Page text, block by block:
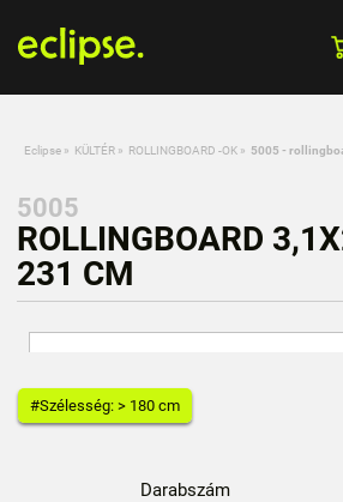
Eclipse » KÜLTÉR » ROLLINGBOARD -OK » 5005 -
5005
ROLLINGBOARD
231 CM
#Szélesség: > 180 cm
Darabszám